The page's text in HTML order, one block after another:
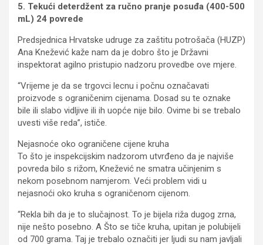
5. Tekući deterdžent za ručno pranje posuđa (400-500
mL) 24 povrede
Predsjednica Hrvatske udruge za zaštitu potrošača (HUZP)
Ana Knežević kaže nam da je dobro što je Državni
inspektorat agilno pristupio nadzoru provedbe ove mjere.
“Vrijeme je da se trgovci lecnu i počnu označavati
proizvode s ograničenim cijenama. Dosad su te oznake
bile ili slabo vidljive ili ih uopće nije bilo. Ovime bi se trebalo
uvesti više reda”, ističe.
Nejasnoće oko ograničene cijene kruha
To što je inspekcijskim nadzorom utvrđeno da je najviše
povreda bilo s rižom, Knežević ne smatra učinjenim s
nekom posebnom namjerom. Veći problem vidi u
nejasnoći oko kruha s ograničenom cijenom.
“Rekla bih da je to slučajnost. To je bijela riža dugog zrna,
nije nešto posebno. A Što se tiče kruha, upitan je polubijeli
od 700 grama. Taj je trebalo označiti jer ljudi su nam javljali